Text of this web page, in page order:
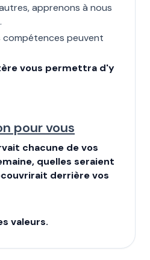
apprenons à nous
compétences peuvent
vous permettra d'y
pour vous
chacune de vos
quelles seraient
derrière vos
valeurs.